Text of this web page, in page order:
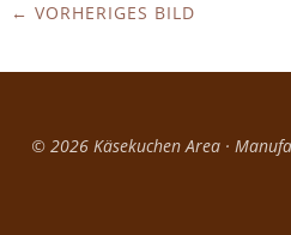
← VORHERIGES BILD
© 2026 Käsekuchen Area